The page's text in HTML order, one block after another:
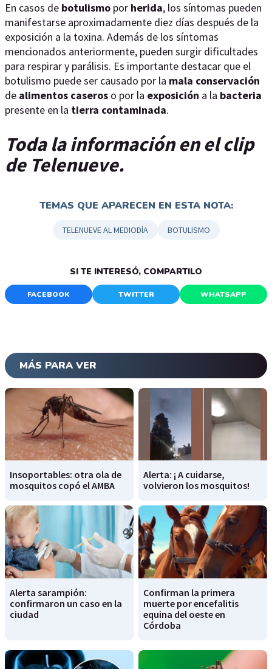
En casos de botulismo por herida, los síntomas pueden
manifestarse aproximadamente diez días después de la
exposición a la toxina. Además de los síntomas
mencionados anteriormente, pueden surgir dificultades
para respirar y parálisis. Es importante destacar que el
botulismo puede ser causado por la mala conservación
de alimentos caseros o por la exposición a la bacteria
presente en la tierra contaminada.
Toda la información en el clip
de Telenueve.
TEMAS QUE APARECEN EN ESTA NOTA:
TELENUEVE AL MEDIODÍA BOTULISMO
SI TE INTERESÓ, COMPARTILO
FACEBOOK TWITTER WHATSAPP
MÁS PARA VER
Insoportables: otra ola de
mosquitos copó el AMBA
Alerta: ¡ A cuidarse,
volvieron los mosquitos!
Alerta sarampión:
confirmaron un caso en la
ciudad
Confirman la primera
muerte por encefalitis
equina del oeste en
Córdoba